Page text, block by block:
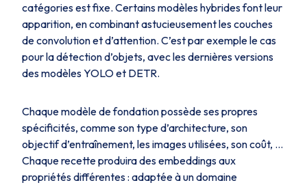
catégories est fixe. Certains modèles hybrides font leur
apparition, en combinant astucieusement les couches
de convolution et d’attention. C’est par exemple le cas
pour la détection d’objets, avec les dernières versions
des modèles YOLO et DETR.
Chaque modèle de fondation possède ses propres
spécificités, comme son type d’architecture, son
objectif d’entraînement, les images utilisées, son coût, …
Chaque recette produira des embeddings aux
propriétés différentes : adaptée à un domaine